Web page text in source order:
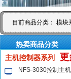
目前商品分类： 模块
热卖商品分类
主机控制器系列
更
NFS-3030控制主机